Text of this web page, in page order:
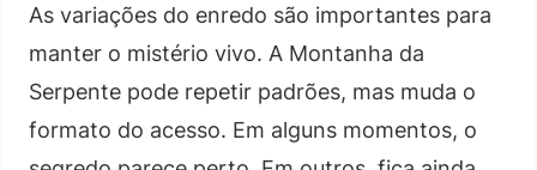
As variações do enredo são importantes para
manter o mistério vivo. A Montanha da
Serpente pode repetir padrões, mas muda o
formato do acesso. Em alguns momentos, o